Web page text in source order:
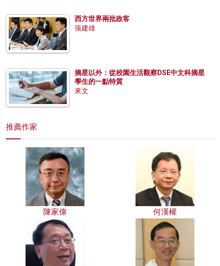
西方世界兩批政客
張建雄
摘星以外：從校園生活觀察DSE中文科摘星
學生的一點特質
來文
推薦作家
陳家偉 何漢權